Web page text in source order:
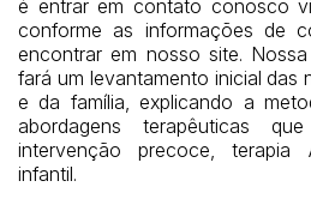
é entrar em contato conosco
conforme as informações de
encontrar em nosso site.
fará um levantamento inicial das
e da família, explicando a
abordagens terapêuticas
intervenção precoce, terapia
infantil.